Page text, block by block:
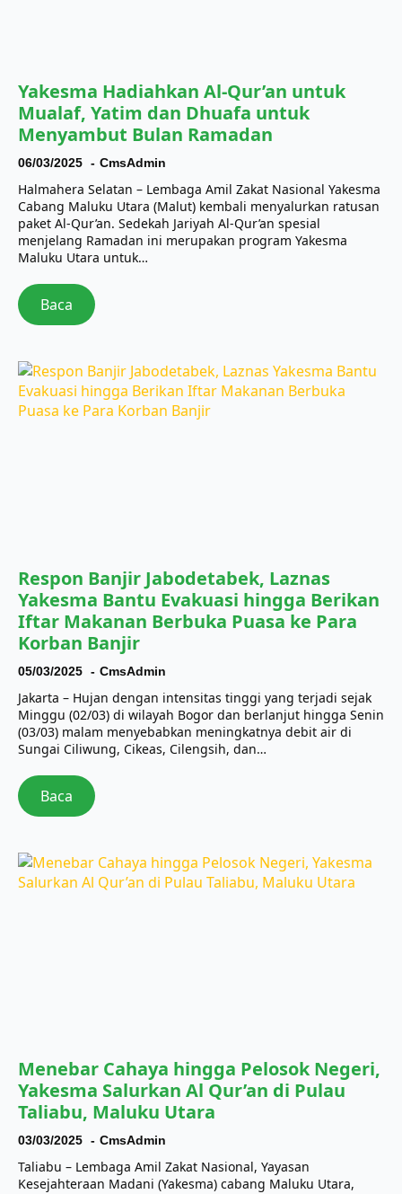
Yakesma Hadiahkan Al-Qur’an untuk
Mualaf, Yatim dan Dhuafa untuk
Menyambut Bulan Ramadan
06/03/2025 CmsAdmin
Halmahera Selatan – Lembaga Amil Zakat Nasional Yakesma
Cabang Maluku Utara (Malut) kembali menyalurkan ratusan
paket Al-Qur’an. Sedekah Jariyah Al-Qur’an spesial
menjelang Ramadan ini merupakan program Yakesma
Maluku Utara untuk…
Baca
Respon Banjir Jabodetabek, Laznas
Yakesma Bantu Evakuasi hingga Berikan
Iftar Makanan Berbuka Puasa ke Para
Korban Banjir
05/03/2025 CmsAdmin
Jakarta – Hujan dengan intensitas tinggi yang terjadi sejak
Minggu (02/03) di wilayah Bogor dan berlanjut hingga Senin
(03/03) malam menyebabkan meningkatnya debit air di
Sungai Ciliwung, Cikeas, Cilengsih, dan…
Baca
Menebar Cahaya hingga Pelosok Negeri,
Yakesma Salurkan Al Qur’an di Pulau
Taliabu, Maluku Utara
03/03/2025 CmsAdmin
Taliabu – Lembaga Amil Zakat Nasional, Yayasan
Kesejahteraan Madani (Yakesma) cabang Maluku Utara,